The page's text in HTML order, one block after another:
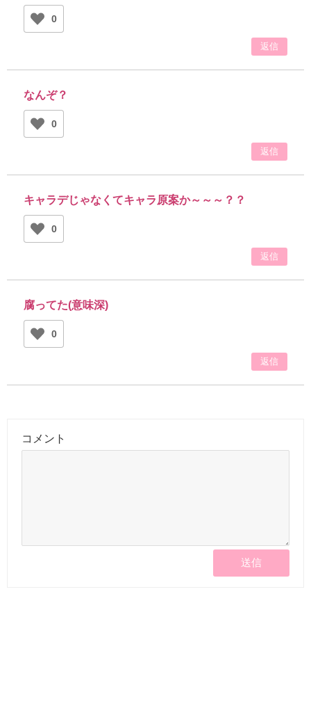
0
返信
なんぞ？
0
返信
キャラデじゃなくてキャラ原案か～～～？？
0
返信
腐ってた(意味深)
0
返信
コメント